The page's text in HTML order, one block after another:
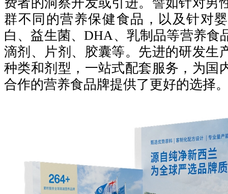
群不同的营养保健食品，以及针对
白、益生菌、DHA、乳制品等营养食
滴剂、片剂、胶囊等。先进的研发生
种类和剂型，一站式配套服务，为国
合作的营养食品牌提供了更好的选择